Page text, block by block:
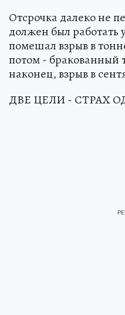
Отсрочка далеко не
должен был работать
помешал взрыв в
потом - бракованный
наконец, взрыв в
ДВЕ ЦЕЛИ - СТРАХ